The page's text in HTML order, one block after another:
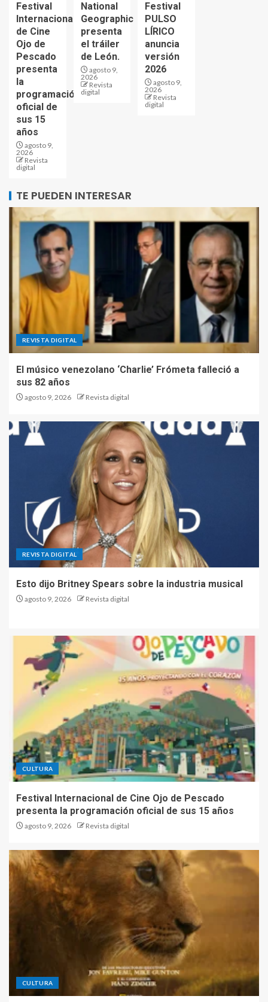
Festival
Internacional
de Cine
Ojo de
Pescado
presenta
la
programación
oficial de
sus 15
años
agosto 9,
2026
Revista
digital
National
Geographic
presenta
el tráiler
de León.
agosto 9,
2026
Revista
digital
Festival
PULSO
LÍRICO
anuncia
versión
2026
agosto 9,
2026
Revista
digital
TE PUEDEN INTERESAR
REVISTA DIGITAL
El músico venezolano ‘Charlie’ Frómeta falleció a
sus 82 años
agosto 9, 2026 Revista digital
REVISTA DIGITAL
Esto dijo Britney Spears sobre la industria musical
agosto 9, 2026 Revista digital
CULTURA
Festival Internacional de Cine Ojo de Pescado
presenta la programación oficial de sus 15 años
agosto 9, 2026 Revista digital
CULTURA